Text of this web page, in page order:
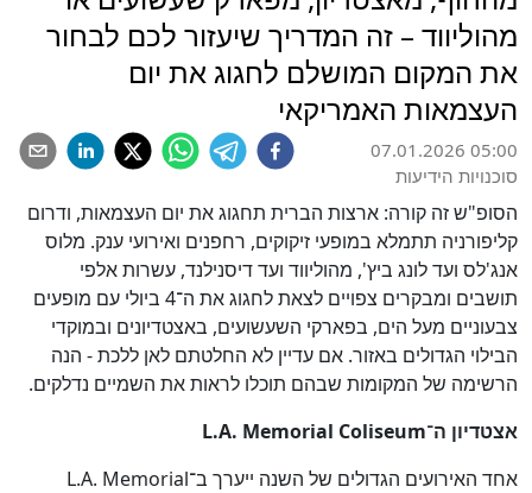
מהוליווד – זה המדריך שיעזור לכם לבחור
את המקום המושלם לחגוג את יום
העצמאות האמריקאי
07.01.2026 05:00
סוכנויות הידיעות
הסופ"ש זה קורה: ארצות הברית תחגוג את יום העצמאות, ודרום
קליפורניה תתמלא במופעי זיקוקים, רחפנים ואירועי ענק. מלוס
אנג'לס ועד לונג ביץ', מהוליווד ועד דיסנילנד, עשרות אלפי
תושבים ומבקרים צפויים לצאת לחגוג את ה־4 ביולי עם מופעים
צבעוניים מעל הים, בפארקי השעשועים, באצטדיונים ובמוקדי
הבילוי הגדולים באזור. אם עדיין לא החלטתם לאן ללכת - הנה
הרשימה של המקומות שבהם תוכלו לראות את השמיים נדלקים.
אצטדיון ה־L.A. Memorial Coliseum
אחד האירועים הגדולים של השנה ייערך ב־L.A. Memorial